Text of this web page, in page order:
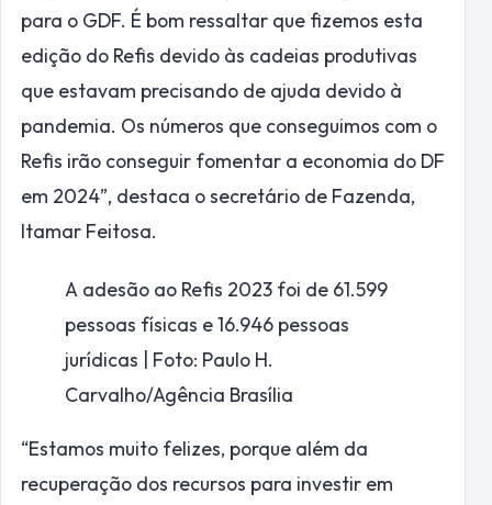
para o GDF. É bom ressaltar que fizemos esta
edição do Refis devido às cadeias produtivas
que estavam precisando de ajuda devido à
pandemia. Os números que conseguimos com o
Refis irão conseguir fomentar a economia do DF
em 2024”, destaca o secretário de Fazenda,
Itamar Feitosa.
A adesão ao Refis 2023 foi de 61.599
pessoas físicas e 16.946 pessoas
jurídicas | Foto: Paulo H.
Carvalho/Agência Brasília
“Estamos muito felizes, porque além da
recuperação dos recursos para investir em